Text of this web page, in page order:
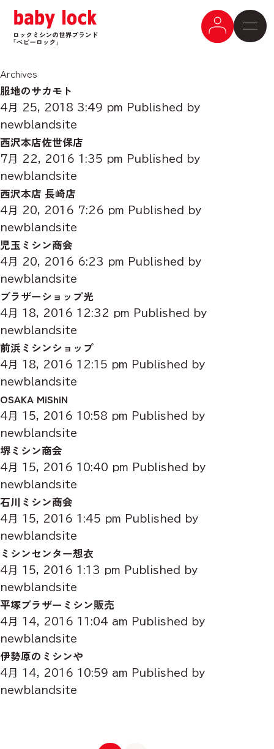
Archives
服地のサカモト
4月 25, 2018 3:49 pm Published by
newblandsite
西沢本店佐世保店
7月 22, 2016 1:35 pm Published by
newblandsite
西沢本店 長崎店
4月 20, 2016 7:26 pm Published by
newblandsite
児玉ミシン商会
4月 20, 2016 6:23 pm Published by
newblandsite
ブラザーショップ光
4月 18, 2016 12:32 pm Published by
newblandsite
前浜ミシンショップ
4月 18, 2016 12:15 pm Published by
newblandsite
OSAKA MiShiN
4月 15, 2016 10:58 pm Published by
newblandsite
堺ミシン商会
4月 15, 2016 10:40 pm Published by
newblandsite
石川ミシン商会
4月 15, 2016 1:45 pm Published by
newblandsite
ミシンセンター想衣
4月 15, 2016 1:13 pm Published by
newblandsite
平塚ブラザーミシン販売
4月 14, 2016 11:04 am Published by
newblandsite
伊勢原のミシンや
4月 14, 2016 10:59 am Published by
newblandsite